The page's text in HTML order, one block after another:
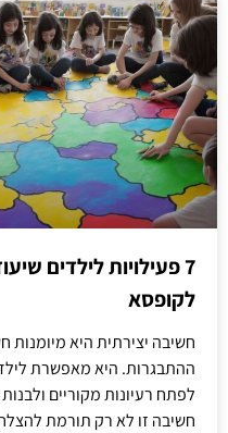
7 פעילויות לילדים
לקופסא
חשיבה יצירתית היא מיומנות
ההתבגרות. היא מאפשרת
לפתח רעיונות מקוריים
חשיבה זו לא רק תורמת